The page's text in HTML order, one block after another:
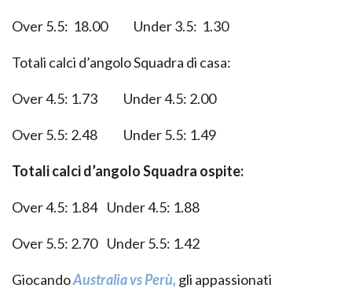
Over 5.5: 18.00 Under 3.5: 1.30
Totali calci d’angolo Squadra di casa:
Over4.5: 1.73 Under4.5: 2.00
Over 5.5: 2.48 Under 5.5: 1.49
Totali calci d’angolo Squadra ospite:
Over4.5: 1.84 Under4.5: 1.88
Over 5.5: 2.70 Under 5.5: 1.42
GiocandoAustraliavsPerù, gli appassionati